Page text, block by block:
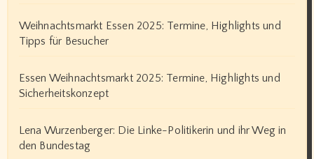
Weihnachtsmarkt Essen 2025: Termine, Highlights und
Tipps für Besucher
Essen Weihnachtsmarkt 2025: Termine, Highlights und
Sicherheitskonzept
Lena Wurzenberger: Die Linke-Politikerin und ihr Weg in
den Bundestag